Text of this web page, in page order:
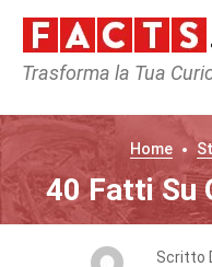
Trasforma la Tua
Home
40 Fatti Su
Scritto